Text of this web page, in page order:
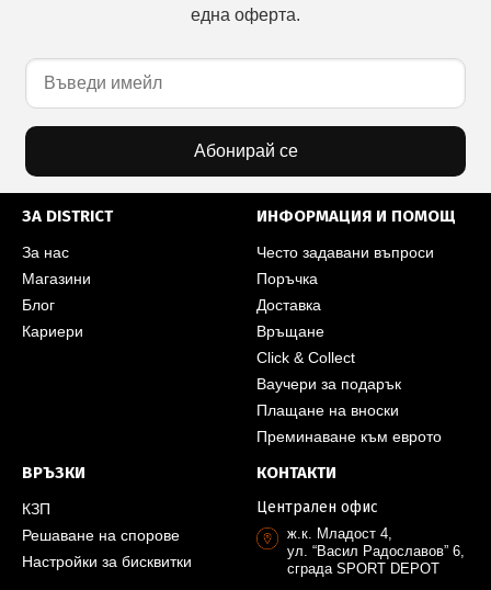
една оферта.
Абонирай се
ЗА DISTRICT
За нас
Магазини
Блог
Кариери
ИНФОРМАЦИЯ И ПОМОЩ
Често задавани въпроси
Поръчка
Доставка
Връщане
Click & Collect
Ваучери за подарък
Плащане на вноски
Преминаване към еврото
ВРЪЗКИ
КЗП
Решаване на спорове
Настройки за бисквитки
КОНТАКТИ
Централен офис
ж.к. Младост 4,
ул. “Васил Радославов” 6,
сграда SPORT DEPOT